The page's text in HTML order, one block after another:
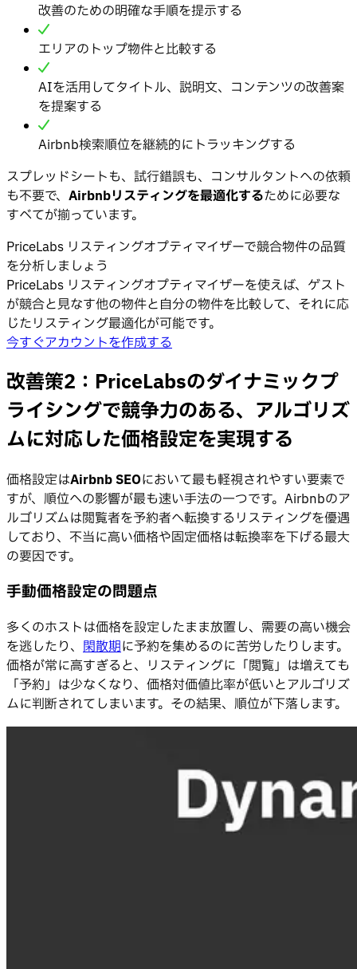
改善のための明確な手順を提示する
エリアのトップ物件と比較する
AIを活用してタイトル、説明文、コンテンツの改善案
を提案する
Airbnb検索順位を継続的にトラッキングする
スプレッドシートも、試行錯誤も、コンサルタントへの依頼
も不要で、 Airbnbリスティングを最適化するために必要な
すべてが揃っています。
PriceLabs リスティングオプティマイザーで競合物件の品質
を分析しましょう
PriceLabs リスティングオプティマイザーを使えば、ゲスト
が競合と見なす他の物件と自分の物件を比較して、それに応
じたリスティング最適化が可能です。
今すぐアカウントを作成する
改善策2：PriceLabsのダイナミックプ
ライシングで競争力のある、アルゴリズ
ムに対応した価格設定を実現する
価格設定はAirbnb SEOにおいて最も軽視されやすい要素で
すが、順位への影響が最も速い手法の一つです。Airbnbのア
ルゴリズムは閲覧者を予約者へ転換するリスティングを優遇
しており、不当に高い価格や固定価格は転換率を下げる最大
の要因です。
手動価格設定の問題点
多くのホストは価格を設定したまま放置し、需要の高い機会
を逃したり、 閑散期に予約を集めるのに苦労したりします。
価格が常に高すぎると、リスティングに「閲覧」は増えても
「予約」は少なくなり、価格対価値比率が低いとアルゴリズ
ムに判断されてしまいます。その結果、順位が下落します。